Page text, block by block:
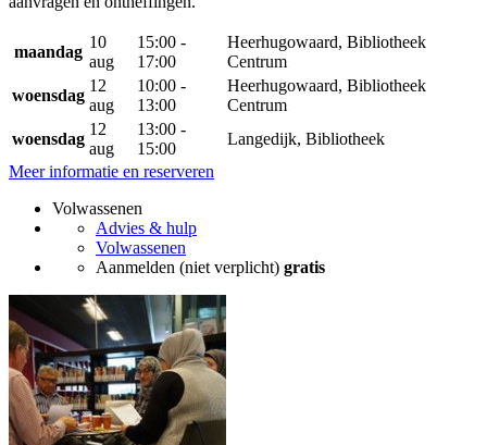
maandag
10
aug
15:00 -
17:00
Heerhugowaard, Bibliotheek
Centrum
woensdag
12
aug
10:00 -
13:00
Heerhugowaard, Bibliotheek
Centrum
woensdag
12
aug
13:00 -
15:00
Langedijk, Bibliotheek
Meer informatie en reserveren
Volwassenen
Advies & hulp
Volwassenen
Aanmelden (niet verplicht) gratis